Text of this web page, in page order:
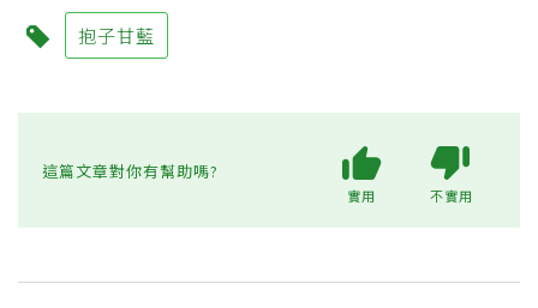
抱子甘藍
這篇文章對你有幫助嗎?
實用 不實用